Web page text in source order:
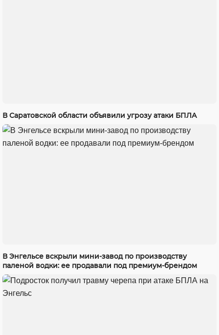
В Саратовской области объявили угрозу атаки БПЛА
В Энгельсе вскрыли мини-завод по производству
паленой водки: ее продавали под премиум-брендом